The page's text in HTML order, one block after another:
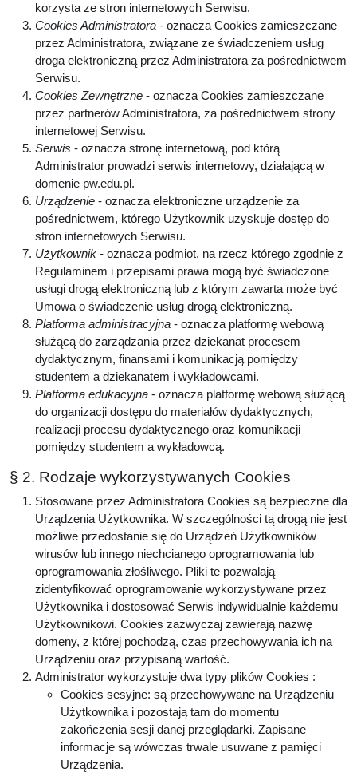
korzysta ze stron internetowych Serwisu.
Cookies Administratora - oznacza Cookies zamieszczane
przez Administratora, związane ze świadczeniem usług
droga elektroniczną przez Administratora za pośrednictwem
Serwisu.
Cookies Zewnętrzne - oznacza Cookies zamieszczane
przez partnerów Administratora, za pośrednictwem strony
internetowej Serwisu.
Serwis - oznacza stronę internetową, pod którą
Administrator prowadzi serwis internetowy, działającą w
domenie pw.edu.pl.
Urządzenie - oznacza elektroniczne urządzenie za
pośrednictwem, którego Użytkownik uzyskuje dostęp do
stron internetowych Serwisu.
Użytkownik - oznacza podmiot, na rzecz którego zgodnie z
Regulaminem i przepisami prawa mogą być świadczone
usługi drogą elektroniczną lub z którym zawarta może być
Umowa o świadczenie usług drogą elektroniczną.
Platforma administracyjna - oznacza platformę webową
służącą do zarządzania przez dziekanat procesem
dydaktycznym, finansami i komunikacją pomiędzy
studentem a dziekanatem i wykładowcami.
Platforma edukacyjna - oznacza platformę webową służącą
do organizacji dostępu do materiałów dydaktycznych,
realizacji procesu dydaktycznego oraz komunikacji
pomiędzy studentem a wykładowcą.
§ 2. Rodzaje wykorzystywanych Cookies
Stosowane przez Administratora Cookies są bezpieczne dla
Urządzenia Użytkownika. W szczególności tą drogą nie jest
możliwe przedostanie się do Urządzeń Użytkowników
wirusów lub innego niechcianego oprogramowania lub
oprogramowania złośliwego. Pliki te pozwalają
zidentyfikować oprogramowanie wykorzystywane przez
Użytkownika i dostosować Serwis indywidualnie każdemu
Użytkownikowi. Cookies zazwyczaj zawierają nazwę
domeny, z której pochodzą, czas przechowywania ich na
Urządzeniu oraz przypisaną wartość.
Administrator wykorzystuje dwa typy plików Cookies :
Cookies sesyjne: są przechowywane na Urządzeniu
Użytkownika i pozostają tam do momentu
zakończenia sesji danej przeglądarki. Zapisane
informacje są wówczas trwale usuwane z pamięci
Urządzenia.